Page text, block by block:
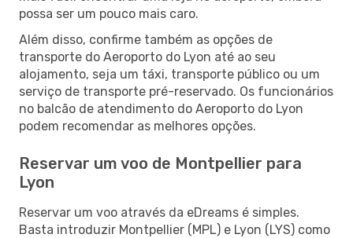
possa ser um pouco mais caro.
Além disso, confirme também as opções de
transporte do Aeroporto do Lyon até ao seu
alojamento, seja um táxi, transporte público ou um
serviço de transporte pré-reservado. Os funcionários
no balcão de atendimento do Aeroporto do Lyon
podem recomendar as melhores opções.
Reservar um voo de Montpellier para
Lyon
Reservar um voo através da eDreams é simples.
Basta introduzir Montpellier (MPL) e Lyon (LYS) como